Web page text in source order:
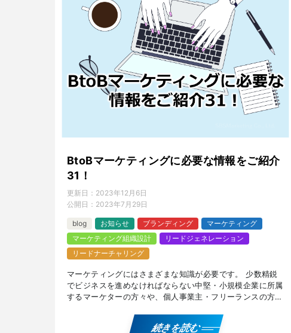
BtoBマーケティングに必要な情報をご紹介
31！
更新日： 2023年12月6日
公開日： 2023年7月29日
blog お知らせ ブランディング
マーケティング
マーケティング組織設計
リードジェネレーション
リードナーチャリング
マーケティングにはさまざまな知識が必要です。 少数精鋭
でビジネスを進めなければならない中堅・小規模企業に所属
するマーケターの方々や、個人事業主・フリーランスの方々
続きを読む